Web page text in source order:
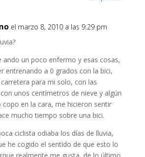
el marzo 8, 2010 a las 9:29 pm
ando un poco enfermo y esas cosas,
entrenando a 0 grados con la bici,
para mi solo, con las
unos centímetros de nieve y algún
copo en la cara, me hicieron sentir
mucho tiempo sobre una bici.
ciclista odiaba los días de lluvia,
he cogido el sentido de que esto lo